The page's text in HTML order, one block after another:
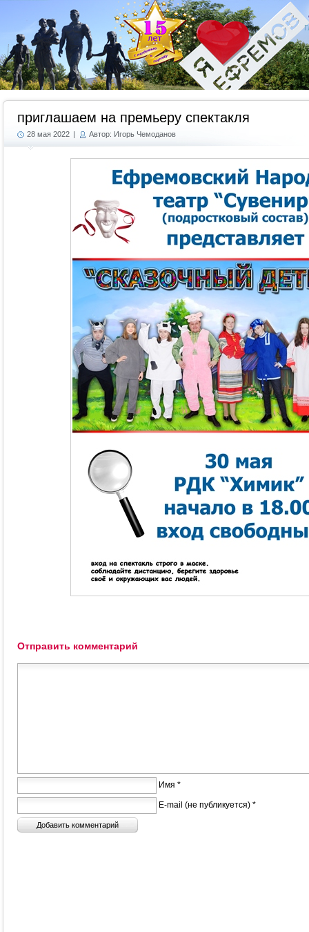
приглашаем на премьеру спектакля
28 мая 2022 | Автор: Игорь Чемоданов
Отправить комментарий
Имя *
E-mail (не публикуется) *